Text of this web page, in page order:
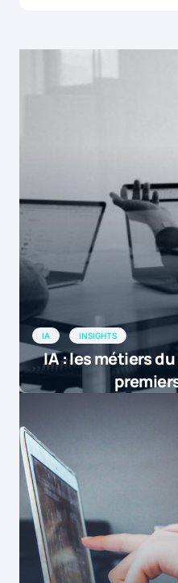
IA INSIGHTS
IA : les métiers